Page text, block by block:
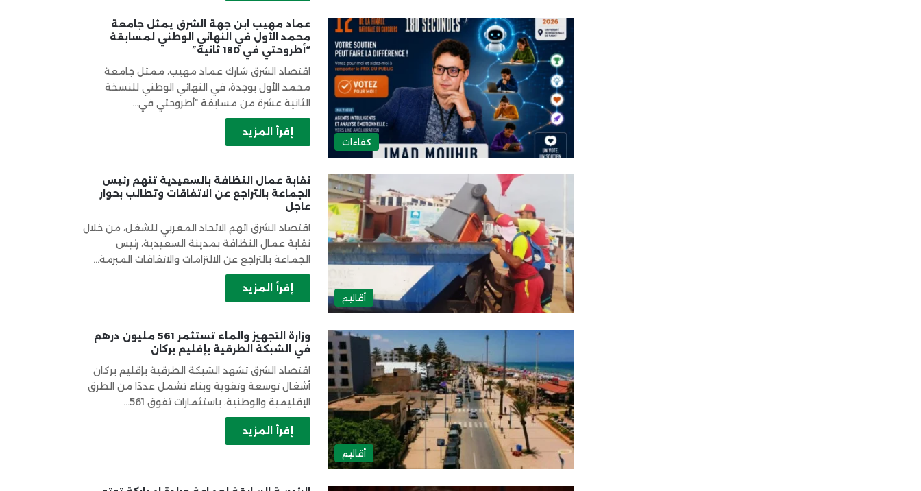
كفاءات
عماد مهيب ابن جهة الشرق يمثل جامعة
محمد الأول في النهائي الوطني لمسابقة
“أطروحتي في 180 ثانية”
اقتصاد الشرق شارك عماد مهيب، ممثل جامعة
محمد الأول بوجدة، في النهائي الوطني للنسخة
الثانية عشرة من مسابقة “أطروحتي في…
إقرأ المزيد
أقاليم
نقابة عمال النظافة بالسعيدية تتهم رئيس
الجماعة بالتراجع عن الاتفاقات وتطالب بحوار
عاجل
اقتصاد الشرق اتهم الاتحاد المغربي للشغل، من خلال
نقابة عمال النظافة بمدينة السعيدية، رئيس
الجماعة بالتراجع عن الالتزامات والاتفاقات المبرمة…
إقرأ المزيد
أقاليم
وزارة التجهيز والماء تستثمر 561 مليون درهم
في الشبكة الطرقية بإقليم بركان
اقتصاد الشرق تشهد الشبكة الطرقية بإقليم بركان
أشغال توسعة وتقوية وبناء تشمل عددًا من الطرق
الإقليمية والوطنية، باستثمارات تفوق 561…
إقرأ المزيد